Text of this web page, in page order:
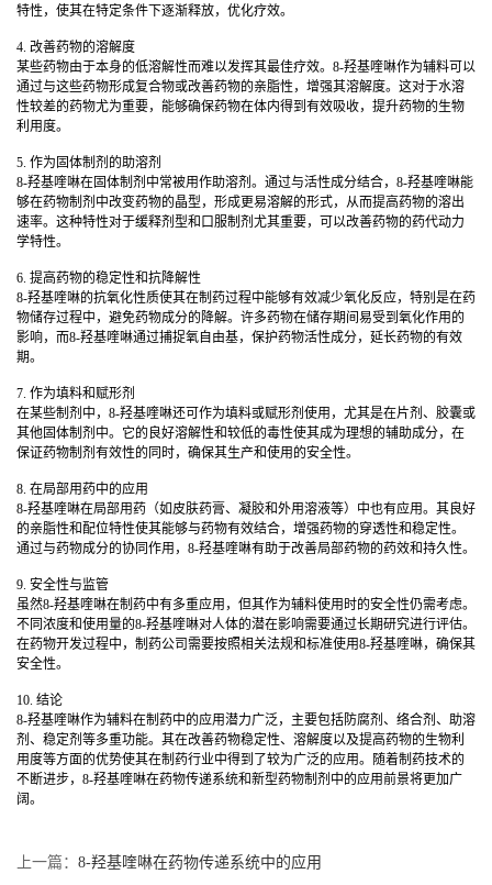
特性，使其在特定条件下逐渐释放，优化疗效。
4. 改善药物的溶解度
某些药物由于本身的低溶解性而难以发挥其最佳疗效。8-羟基喹啉作为辅料可以
通过与这些药物形成复合物或改善药物的亲脂性，增强其溶解度。这对于水溶
性较差的药物尤为重要，能够确保药物在体内得到有效吸收，提升药物的生物
利用度。
5. 作为固体制剂的助溶剂
8-羟基喹啉在固体制剂中常被用作助溶剂。通过与活性成分结合，8-羟基喹啉能
够在药物制剂中改变药物的晶型，形成更易溶解的形式，从而提高药物的溶出
速率。这种特性对于缓释剂型和口服制剂尤其重要，可以改善药物的药代动力
学特性。
6. 提高药物的稳定性和抗降解性
8-羟基喹啉的抗氧化性质使其在制药过程中能够有效减少氧化反应，特别是在药
物储存过程中，避免药物成分的降解。许多药物在储存期间易受到氧化作用的
影响，而8-羟基喹啉通过捕捉氧自由基，保护药物活性成分，延长药物的有效
期。
7. 作为填料和赋形剂
在某些制剂中，8-羟基喹啉还可作为填料或赋形剂使用，尤其是在片剂、胶囊或
其他固体制剂中。它的良好溶解性和较低的毒性使其成为理想的辅助成分，在
保证药物制剂有效性的同时，确保其生产和使用的安全性。
8. 在局部用药中的应用
8-羟基喹啉在局部用药（如皮肤药膏、凝胶和外用溶液等）中也有应用。其良好
的亲脂性和配位特性使其能够与药物有效结合，增强药物的穿透性和稳定性。
通过与药物成分的协同作用，8-羟基喹啉有助于改善局部药物的药效和持久性。
9. 安全性与监管
虽然8-羟基喹啉在制药中有多重应用，但其作为辅料使用时的安全性仍需考虑。
不同浓度和使用量的8-羟基喹啉对人体的潜在影响需要通过长期研究进行评估。
在药物开发过程中，制药公司需要按照相关法规和标准使用8-羟基喹啉，确保其
安全性。
10. 结论
8-羟基喹啉作为辅料在制药中的应用潜力广泛，主要包括防腐剂、络合剂、助溶
剂、稳定剂等多重功能。其在改善药物稳定性、溶解度以及提高药物的生物利
用度等方面的优势使其在制药行业中得到了较为广泛的应用。随着制药技术的
不断进步，8-羟基喹啉在药物传递系统和新型药物制剂中的应用前景将更加广
阔。
上一篇： 8-羟基喹啉在药物传递系统中的应用